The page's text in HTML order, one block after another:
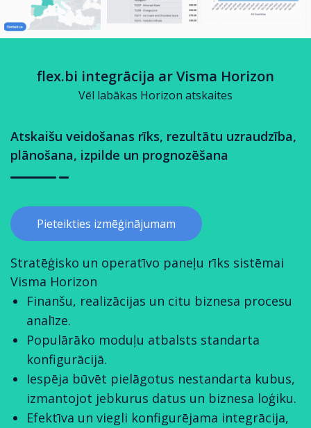
flex.bi integrācija ar Visma Horizon
Vēl labākas Horizon atskaites
Atskaišu veidošanas rīks, rezultātu uzraudzība,
plānošana, izpilde un prognozēšana
Pieteikties izmēģinājumam
Stratēģisko un operatīvo paneļu rīks sistēmai
Visma Horizon
Finanšu, realizācijas un citu biznesa procesu
analīze.
Populārāko moduļu atbalsts standarta
konfigurācijā.
Iespēja būvēt pielāgotus nestandarta kubus,
izmantojot jebkurus datus un biznesa loģiku.
Efektīva un viegli konfigurējama integrācija,